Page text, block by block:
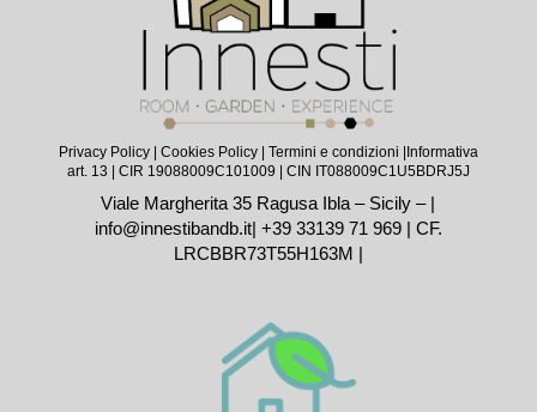
Privacy Policy| Cookies Policy| Termini e condizioni |Informativa
art. 13 | CIR 19088009C101009 | CIN IT088009C1U5BDRJ5J
Viale Margherita 35 Ragusa Ibla – Sicily – |
info@innestibandb.it| +39 33139 71 969| CF.
LRCBBR73T55H163M |